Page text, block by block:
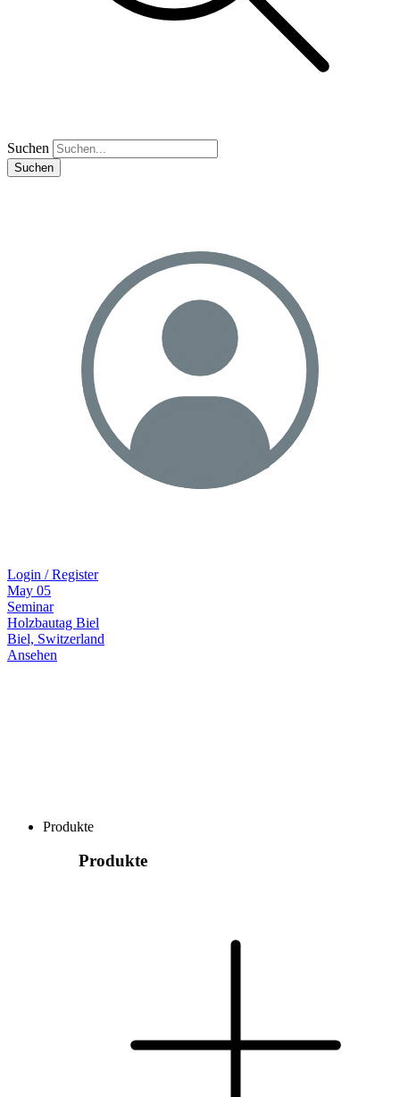
Suchen
Suchen
Login / Register
May 05
Seminar
Holzbautag Biel
Biel, Switzerland
Ansehen
Produkte
Produkte